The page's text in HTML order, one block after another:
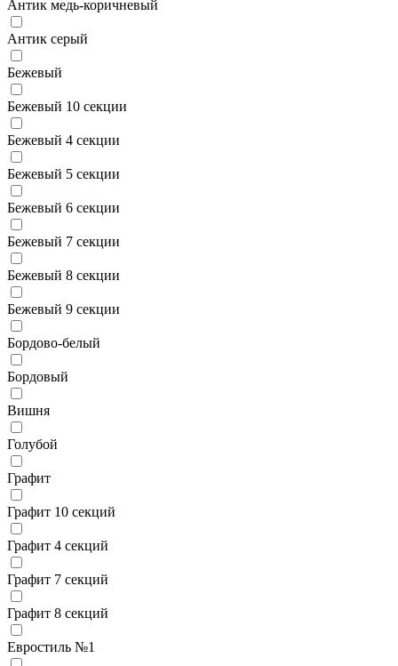
Антик медь-коричневый
Антик серый
Бежевый
Бежевый 10 секции
Бежевый 4 секции
Бежевый 5 секции
Бежевый 6 секции
Бежевый 7 секции
Бежевый 8 секции
Бежевый 9 секции
Бордово-белый
Бордовый
Вишня
Голубой
Графит
Графит 10 секций
Графит 4 секций
Графит 7 секций
Графит 8 секций
Евростиль №1